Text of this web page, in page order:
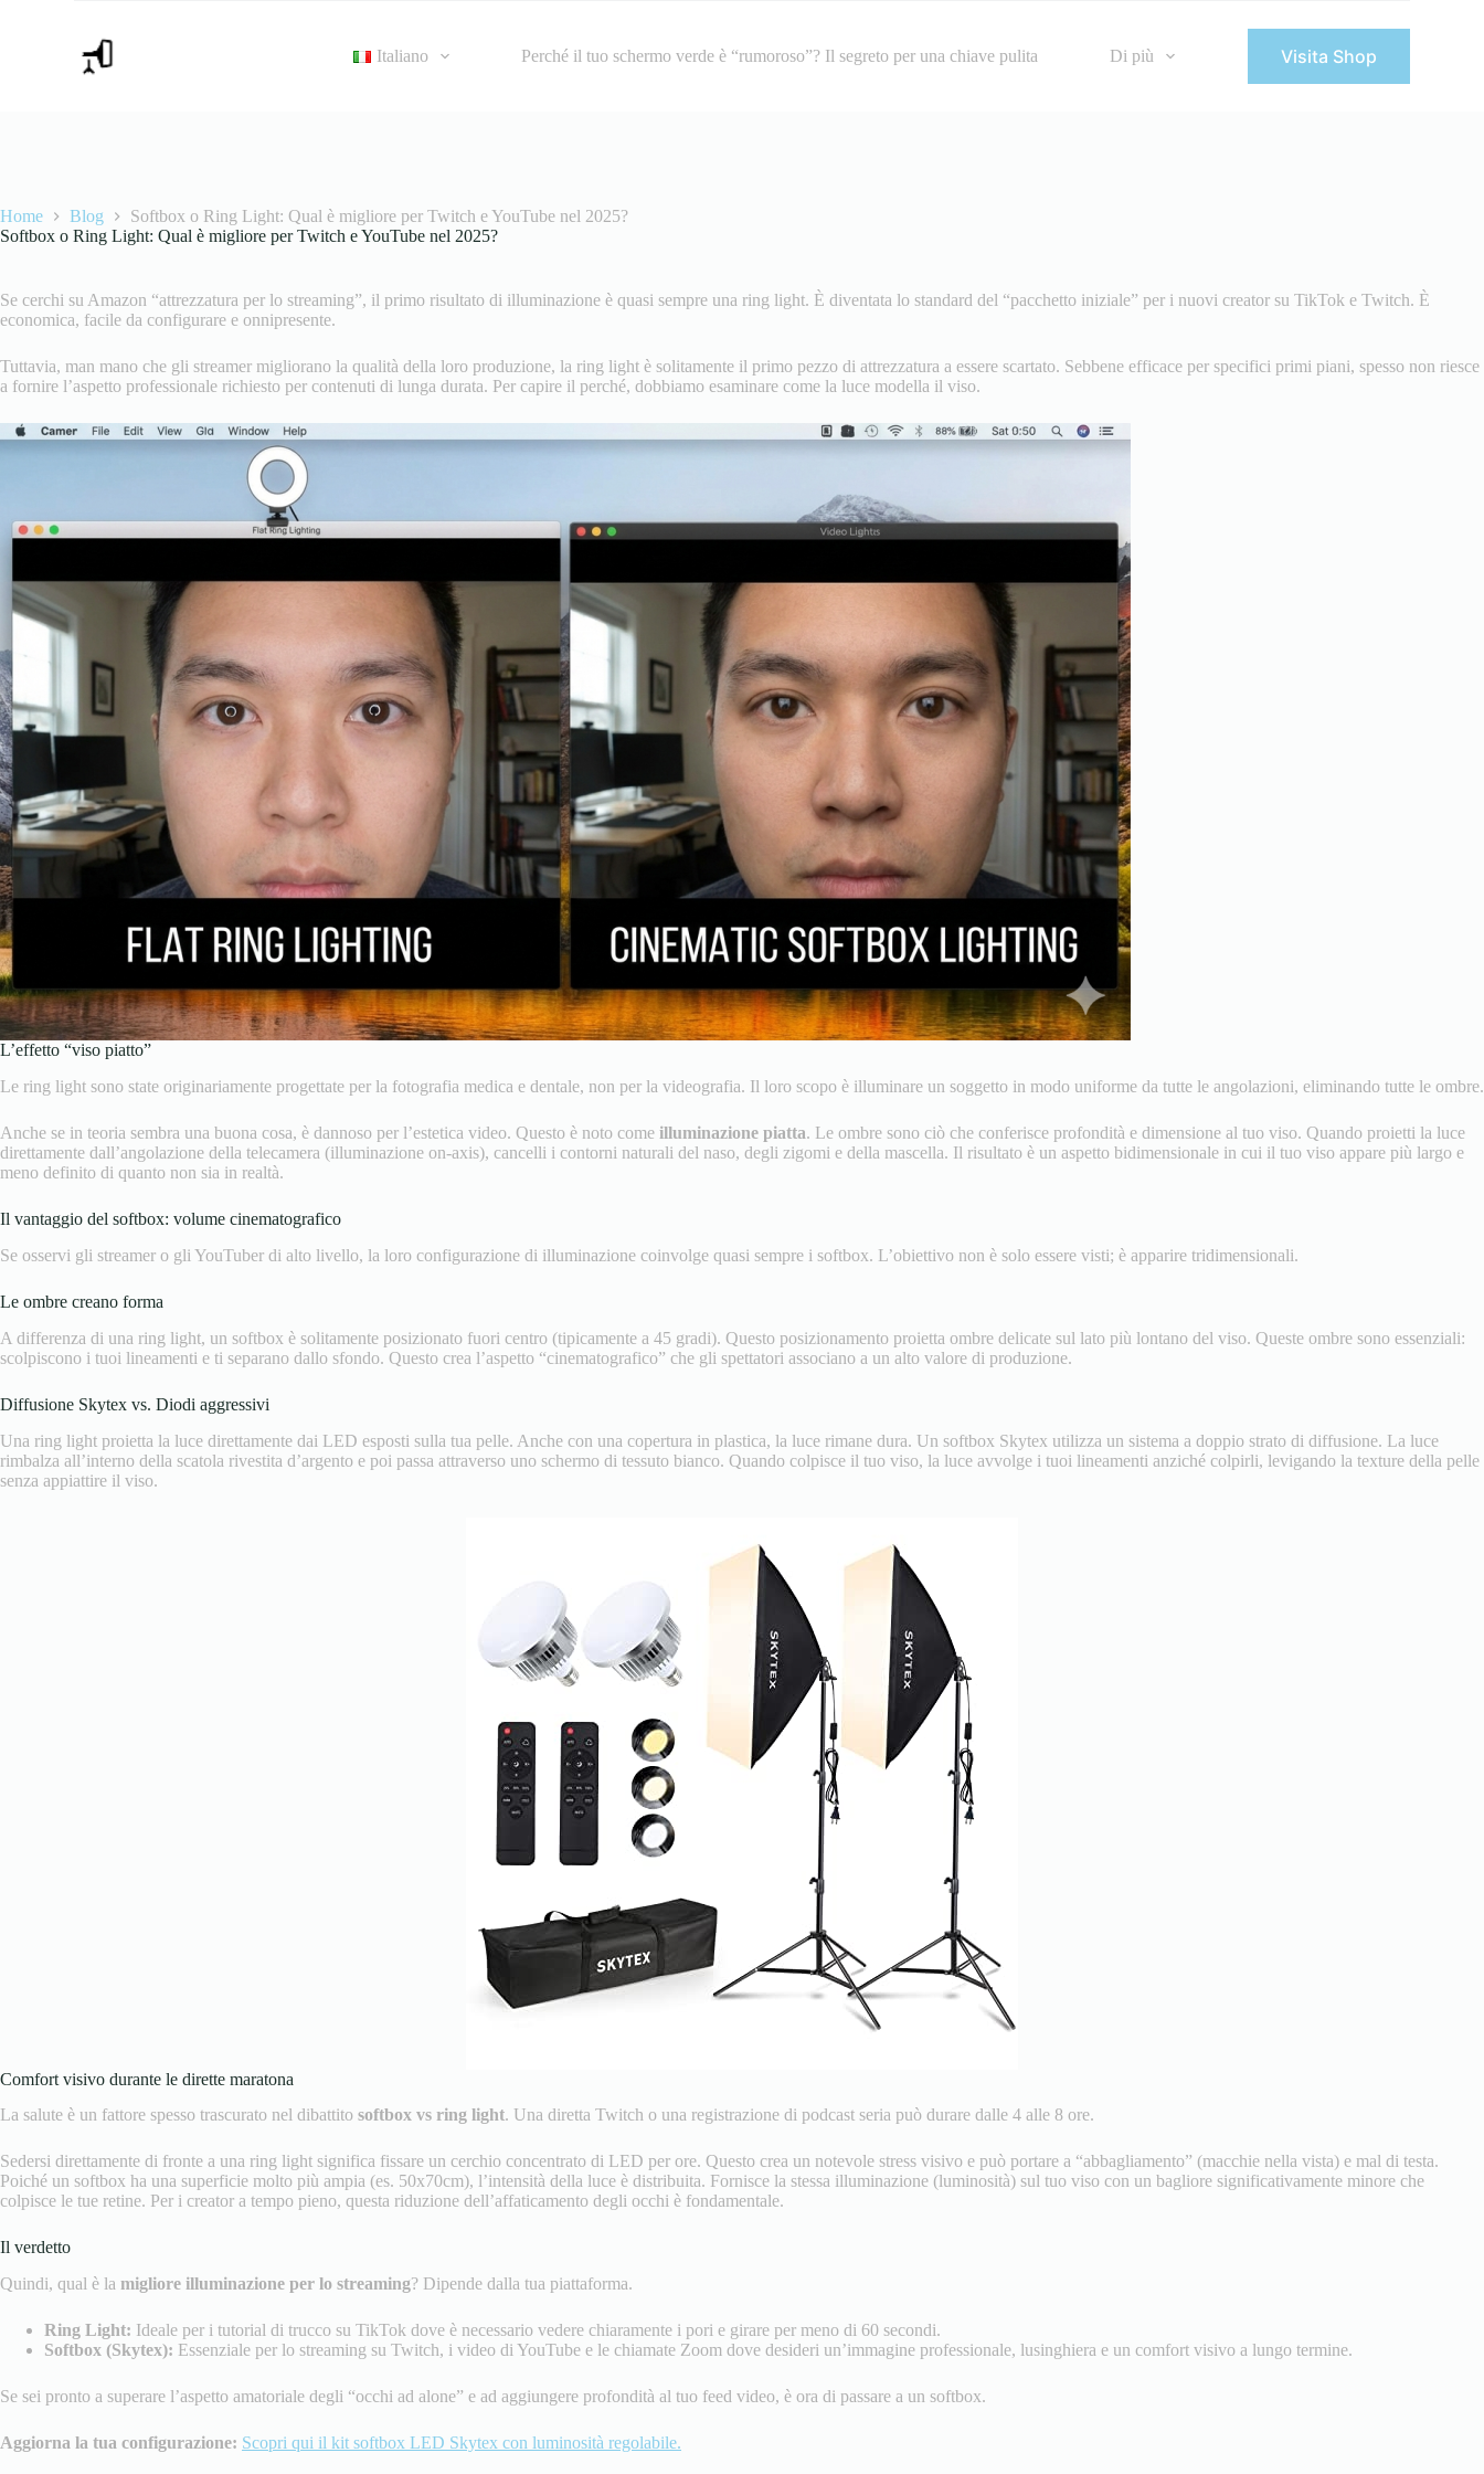
t
e
t
o
Italiano Perché il tuo schermo verde è “rumoroso”? Il segreto per una chiave pulita Di più Visita Shop
Home Blog
Softbox o Ring Light: Qual è migliore per Twitch e YouTube nel 2025?
Softbox o Ring Light: Qual è migliore per Twitch e YouTube nel 2025?
Se cerchi su Amazon “attrezzatura per lo streaming”, il primo risultato di illuminazione è quasi sempre una ring light. È diventata lo standard del “pacchetto iniziale” per i nuovi creator su TikTok e Twitch. È
economica, facile da configurare e onnipresente.
Tuttavia, man mano che gli streamer migliorano la qualità della loro produzione, la ring light è solitamente il primo pezzo di attrezzatura a essere scartato. Sebbene efficace per specifici primi piani, spesso non riesce
a fornire l’aspetto professionale richiesto per contenuti di lunga durata. Per capire il perché, dobbiamo esaminare come la luce modella il viso.
L’effetto “viso piatto”
Le ring light sono state originariamente progettate per la fotografia medica e dentale, non per la videografia. Il loro scopo è illuminare un soggetto in modo uniforme da tutte le angolazioni, eliminando tutte le ombre.
Anche se in teoria sembra una buona cosa, è dannoso per l’estetica video. Questo è noto come illuminazione piatta. Le ombre sono ciò che conferisce profondità e dimensione al tuo viso. Quando proietti la luce
direttamente dall’angolazione della telecamera (illuminazione on-axis), cancelli i contorni naturali del naso, degli zigomi e della mascella. Il risultato è un aspetto bidimensionale in cui il tuo viso appare più largo e
meno definito di quanto non sia in realtà.
Il vantaggio del softbox: volume cinematografico
Se osservi gli streamer o gli YouTuber di alto livello, la loro configurazione di illuminazione coinvolge quasi sempre i softbox. L’obiettivo non è solo essere visti; è apparire tridimensionali.
Le ombre creano forma
A differenza di una ring light, un softbox è solitamente posizionato fuori centro (tipicamente a 45 gradi). Questo posizionamento proietta ombre delicate sul lato più lontano del viso. Queste ombre sono essenziali:
scolpiscono i tuoi lineamenti e ti separano dallo sfondo. Questo crea l’aspetto “cinematografico” che gli spettatori associano a un alto valore di produzione.
Diffusione Skytex vs. Diodi aggressivi
Una ring light proietta la luce direttamente dai LED esposti sulla tua pelle. Anche con una copertura in plastica, la luce rimane dura. Un softbox Skytex utilizza un sistema a doppio strato di diffusione. La luce
rimbalza all’interno della scatola rivestita d’argento e poi passa attraverso uno schermo di tessuto bianco. Quando colpisce il tuo viso, la luce avvolge i tuoi lineamenti anziché colpirli, levigando la texture della pelle
senza appiattire il viso.
Comfort visivo durante le dirette maratona
La salute è un fattore spesso trascurato nel dibattito softbox vs ring light. Una diretta Twitch o una registrazione di podcast seria può durare dalle 4 alle 8 ore.
Sedersi direttamente di fronte a una ring light significa fissare un cerchio concentrato di LED per ore. Questo crea un notevole stress visivo e può portare a “abbagliamento” (macchie nella vista) e mal di testa.
Poiché un softbox ha una superficie molto più ampia (es. 50x70cm), l’intensità della luce è distribuita. Fornisce la stessa illuminazione (luminosità) sul tuo viso con un bagliore significativamente minore che
colpisce le tue retine. Per i creator a tempo pieno, questa riduzione dell’affaticamento degli occhi è fondamentale.
Il verdetto
Quindi, qual è la migliore illuminazione per lo streaming? Dipende dalla tua piattaforma.
Ring Light: Ideale per i tutorial di trucco su TikTok dove è necessario vedere chiaramente i pori e girare per meno di 60 secondi.
Softbox (Skytex): Essenziale per lo streaming su Twitch, i video di YouTube e le chiamate Zoom dove desideri un’immagine professionale, lusinghiera e un comfort visivo a lungo termine.
Se sei pronto a superare l’aspetto amatoriale degli “occhi ad alone” e ad aggiungere profondità al tuo feed video, è ora di passare a un softbox.
Aggiorna la tua configurazione: Scopri qui il kit softbox LED Skytex con luminosità regolabile.